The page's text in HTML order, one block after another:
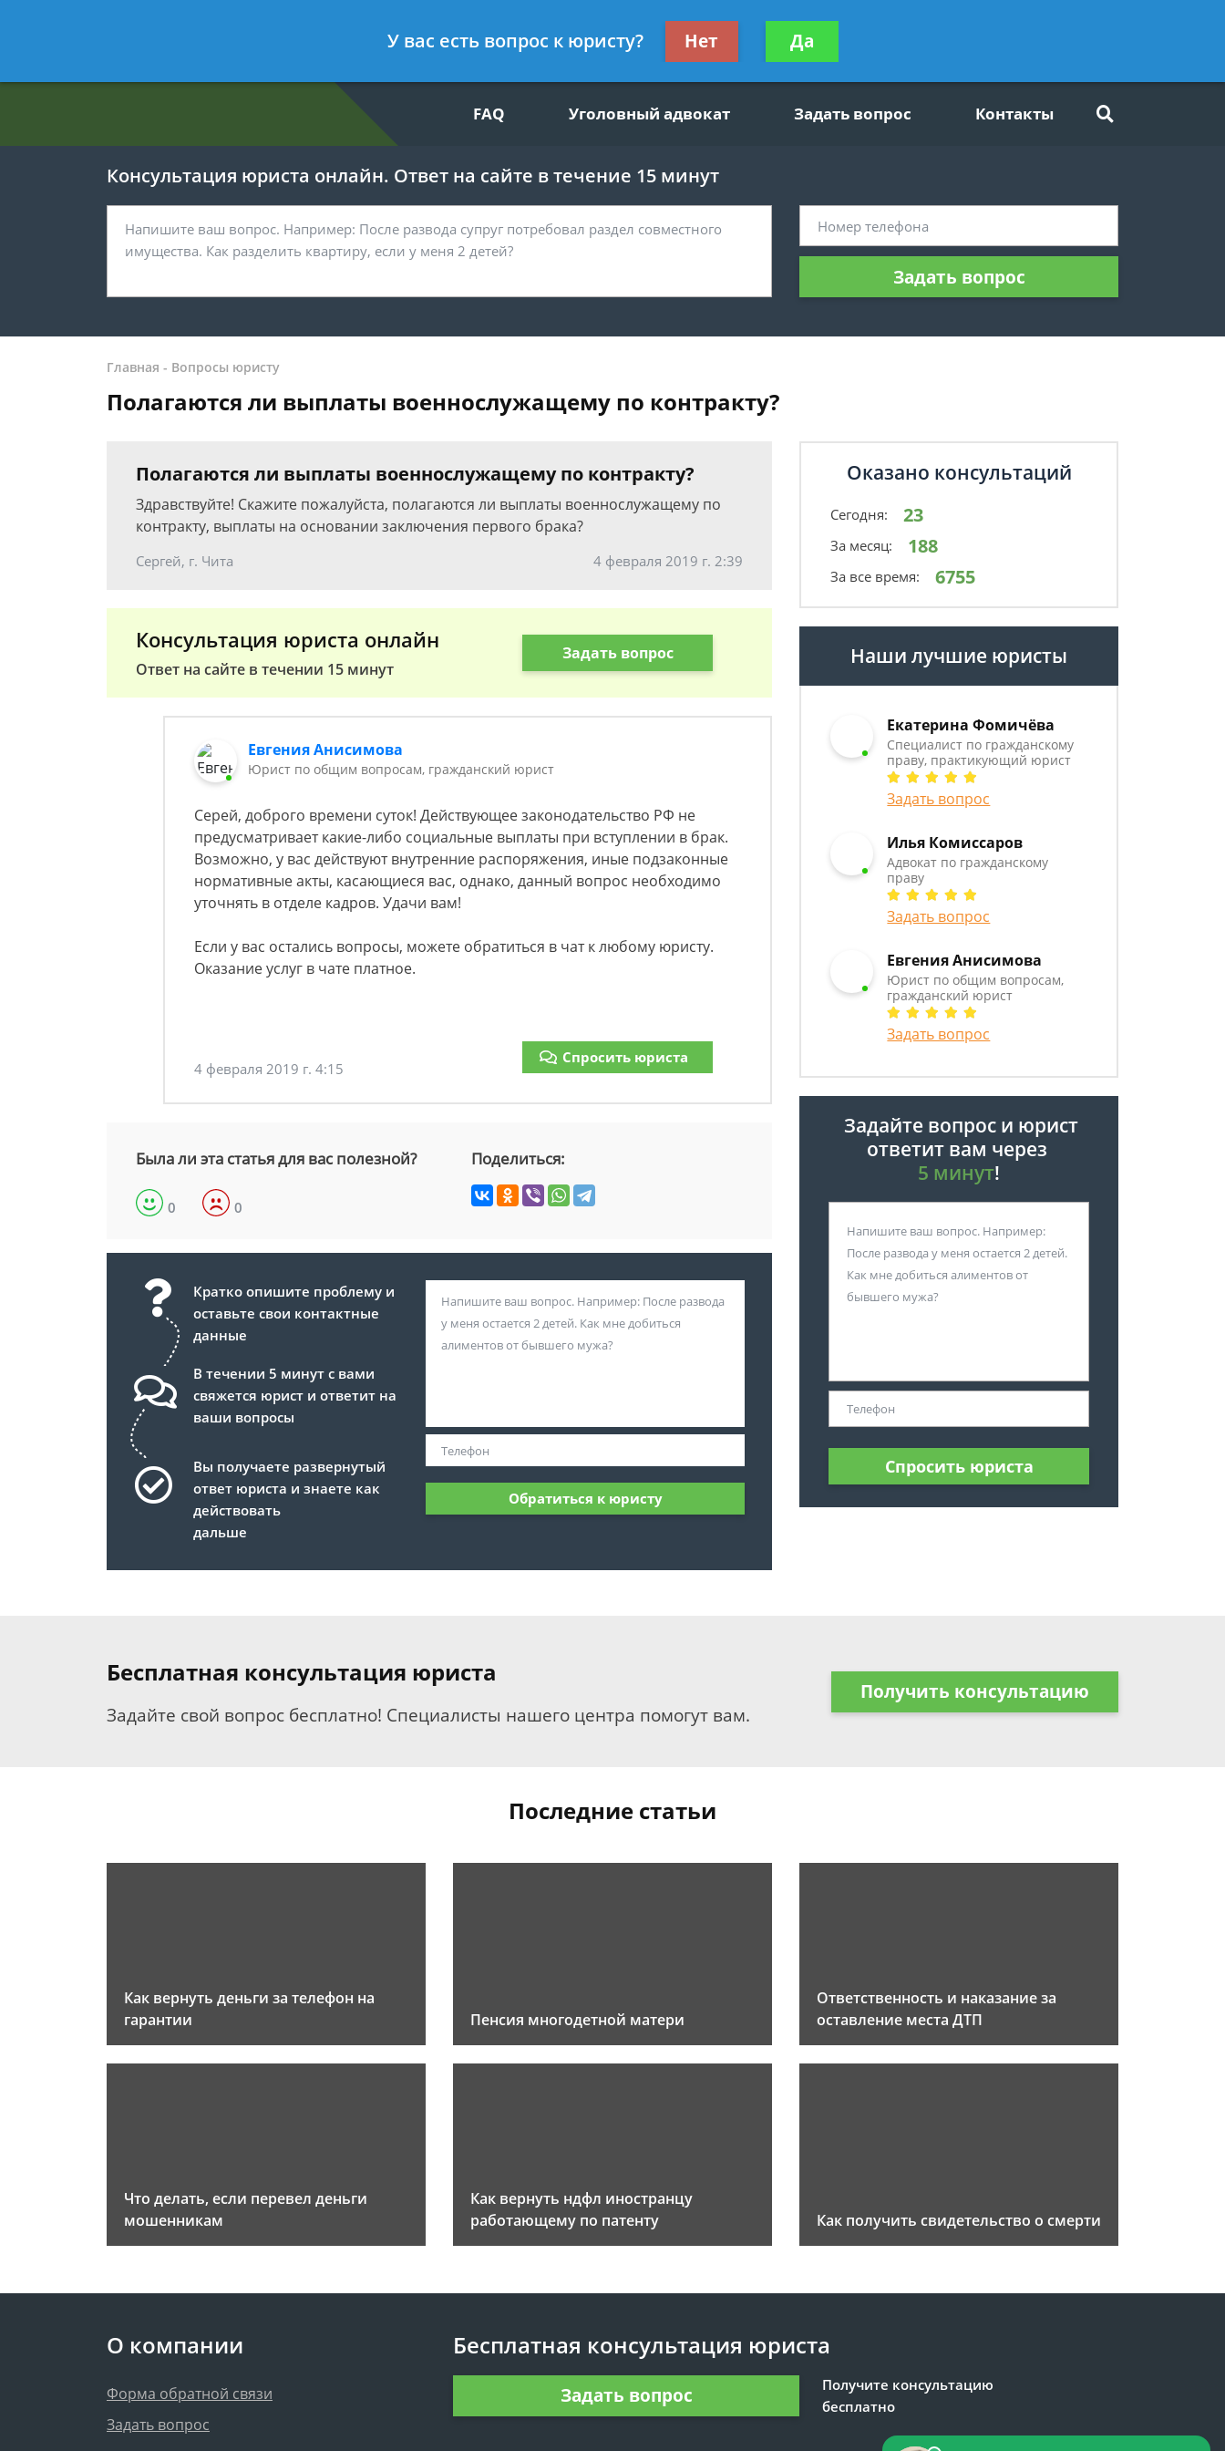
- Юрист по общим вопросам, гражданский юрист
Получите консультацию
бесплатно
FAQ Уголовный адвокат Задать вопрос Контакты
Консультация юриста онлайн. Ответ на сайте в течение 15 минут
Задать вопрос
Главная - Вопросы юристу
Полагаются ли выплаты военнослужащему по контракту?
Полагаются ли выплаты военнослужащему по контракту?
Здравствуйте! Скажите пожалуйста, полагаются ли выплаты военнослужащему по
контракту, выплаты на основании заключения первого брака?
Сергей, г. Чита 4 февраля 2019 г. 2:39
Консультация юриста онлайн
Ответ на сайте в течении 15 минут
Задать вопрос
Евгения Анисимова
Юрист по общим вопросам, гражданский юрист
Серей, доброго времени суток! Действующее законодательство РФ не
предусматривает какие-либо социальные выплаты при вступлении в брак.
Возможно, у вас действуют внутренние распоряжения, иные подзаконные
нормативные акты, касающиеся вас, однако, данный вопрос необходимо
уточнять в отделе кадров. Удачи вам!
Если у вас остались вопросы, можете обратиться в чат к любому юристу.
Оказание услуг в чате платное.
4 февраля 2019 г. 4:15
Спросить юриста
Была ли эта статья для вас полезной?
0 0
Поделиться:
Кратко опишите проблему и
оставьте свои контактные
данные
В течении 5 минут с вами
свяжется юрист и ответит на
ваши вопросы
Вы получаете развернутый
ответ юриста и знаете как
действовать
дальше
Обратиться к юристу
Оказано консультаций
Сегодня: 23
За месяц: 188
За все время: 6755
Наши лучшие юристы
Екатерина Фомичёва
Специалист по гражданскому
праву, практикующий юрист
Задать вопрос
Илья Комиссаров
Адвокат по гражданскому
праву
Задать вопрос
Евгения Анисимова
Юрист по общим вопросам,
гражданский юрист
Задать вопрос
Задайте вопрос и юрист
ответит вам через
5 минут!
Спросить юриста
Бесплатная консультация юриста
Задайте свой вопрос бесплатно! Специалисты нашего центра помогут вам.
Получить консультацию
Последние статьи
Как вернуть деньги за телефон на
гарантии
Пенсия многодетной матери
Ответственность и наказание за
оставление места ДТП
Что делать, если перевел деньги
мошенникам
Как вернуть ндфл иностранцу
работающему по патенту
Как получить свидетельство о смерти
О компании
Форма обратной связи
Задать вопрос
Бесплатная консультация юриста
Задать вопрос
Получите консультацию
бесплатно
У вас есть вопрос к юристу? Нет Да